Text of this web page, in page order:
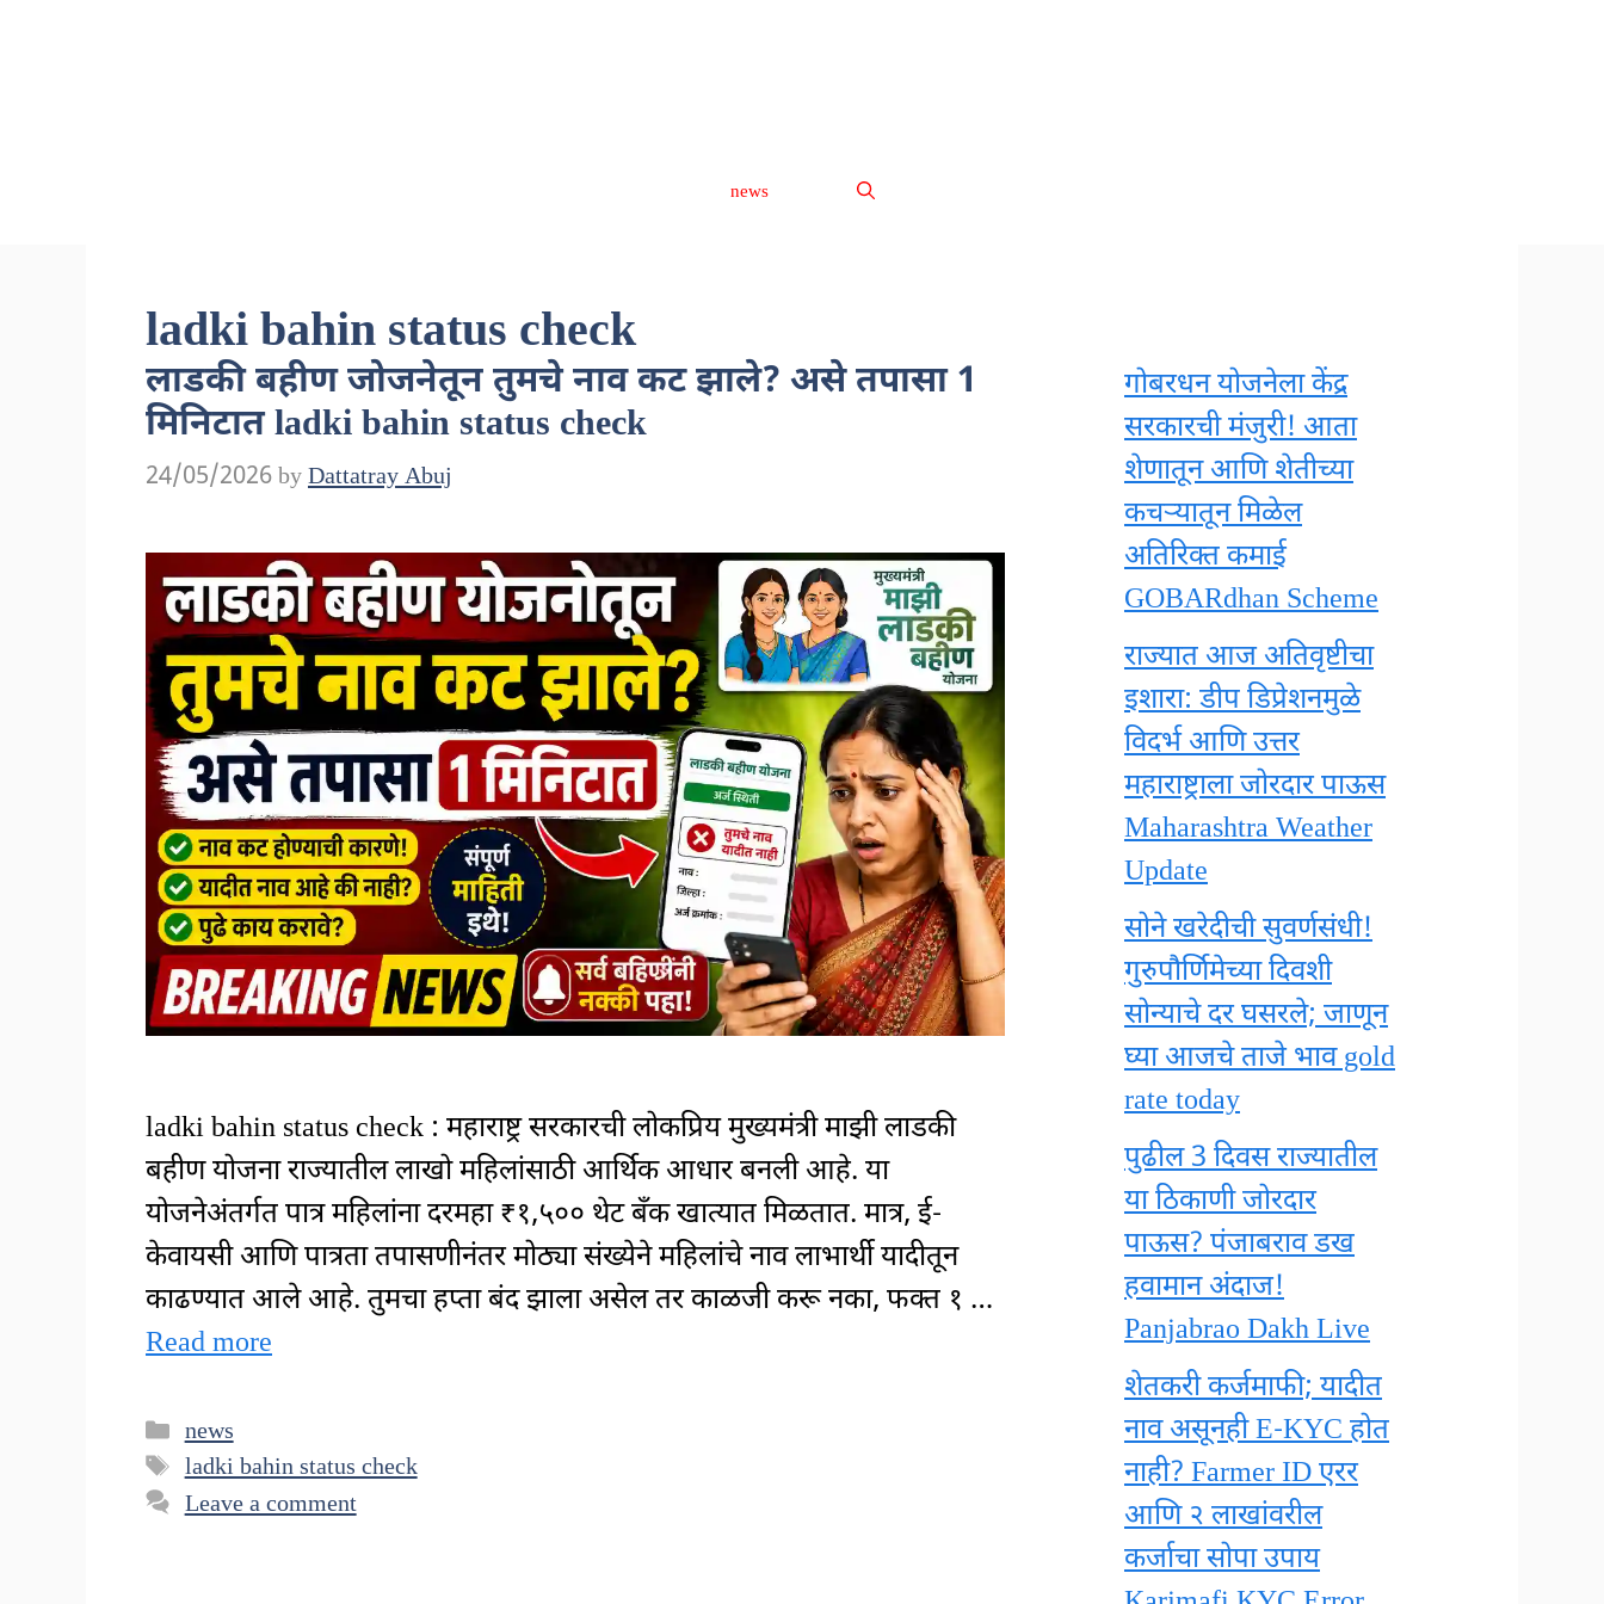
news
ladki bahin status check
लाडकी बहीण जोजनेतून तुमचे नाव कट झाले? असे तपासा 1
मिनिटात ladki bahin status check
24/05/2026byDattatray Abuj
ladki bahin status check : महाराष्ट्र सरकारची लोकप्रिय मुख्यमंत्री माझी लाडकी
बहीण योजना राज्यातील लाखो महिलांसाठी आर्थिक आधार बनली आहे. या
योजनेअंतर्गत पात्र महिलांना दरमहा ₹१,५०० थेट बँक खात्यात मिळतात. मात्र, ई-
केवायसी आणि पात्रता तपासणीनंतर मोठ्या संख्येने महिलांचे नाव लाभार्थी यादीतून
काढण्यात आले आहे. तुमचा हप्ता बंद झाला असेल तर काळजी करू नका, फक्त १ …
Read more
Categories
news
Tags
ladki bahin status check
Leave a comment
गोबरधन योजनेला केंद्र
सरकारची मंजुरी! आता
शेणातून आणि शेतीच्या
कचऱ्यातून मिळेल
अतिरिक्त कमाई
GOBARdhan Scheme
राज्यात आज अतिवृष्टीचा
इशारा: डीप डिप्रेशनमुळे
विदर्भ आणि उत्तर
महाराष्ट्राला जोरदार पाऊस
Maharashtra Weather
Update
सोने खरेदीची सुवर्णसंधी!
गुरुपौर्णिमेच्या दिवशी
सोन्याचे दर घसरले; जाणून
घ्या आजचे ताजे भाव gold
rate today
पुढील 3 दिवस राज्यातील
या ठिकाणी जोरदार
पाऊस? पंजाबराव डख
हवामान अंदाज!
Panjabrao Dakh Live
शेतकरी कर्जमाफी; यादीत
नाव असूनही E-KYC होत
नाही? Farmer ID एरर
आणि २ लाखांवरील
कर्जाचा सोपा उपाय